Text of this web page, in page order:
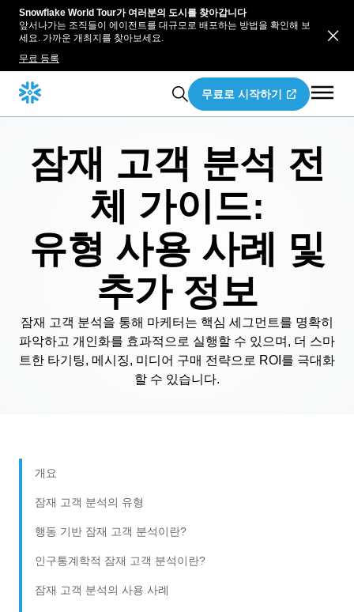
Snowflake World Tour가 여러분의 도시를 찾아갑니다
앞서나가는 조직들이 에이전트를 대규모로 배포하는 방법을 확인해 보
세요. 가까운 개최지를 찾아보세요.
무료 등록
무료로 시작하기
잠재 고객 분석 전
체 가이드:
유형 사용 사례 및
추가 정보
잠재 고객 분석을 통해 마케터는 핵심 세그먼트를 명확히
파악하고 개인화를 효과적으로 실행할 수 있으며, 더 스마
트한 타기팅, 메시징, 미디어 구매 전략으로 ROI를 극대화
할 수 있습니다.
개요
잠재 고객 분석의 유형
행동 기반 잠재 고객 분석이란?
인구통계학적 잠재 고객 분석이란?
잠재 고객 분석의 사용 사례